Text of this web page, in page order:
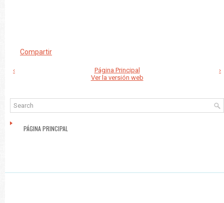
Compartir
‹ ›
Página Principal
Ver la versión web
PÁGINA PRINCIPAL